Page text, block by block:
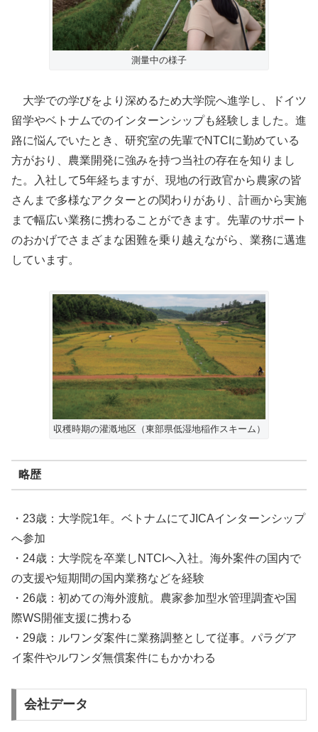
測量中の様子
大学での学びをより深めるため大学院へ進学し、ドイツ
留学やベトナムでのインターンシップも経験しました。進
路に悩んでいたとき、研究室の先輩でNTCIに勤めている
方がおり、農業開発に強みを持つ当社の存在を知りまし
た。入社して5年経ちますが、現地の行政官から農家の皆
さんまで多様なアクターとの関わりがあり、計画から実施
まで幅広い業務に携わることができます。先輩のサポート
のおかげでさまざまな困難を乗り越えながら、業務に邁進
しています。
収穫時期の灌漑地区（東部県低湿地稲作スキーム）
略歴
・23歳：大学院1年。ベトナムにてJICAインターンシップ
へ参加
・24歳：大学院を卒業しNTCIへ入社。海外案件の国内で
の支援や短期間の国内業務などを経験
・26歳：初めての海外渡航。農家参加型水管理調査や国
際WS開催支援に携わる
・29歳：ルワンダ案件に業務調整として従事。パラグア
イ案件やルワンダ無償案件にもかかわる
会社データ